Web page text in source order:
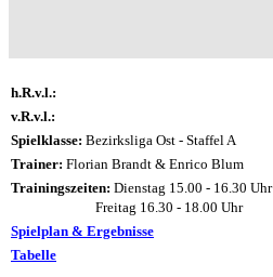
h.R.v.l.:
v.R.v.l.:
Spielklasse: Bezirksliga Ost - Staffel A
Trainer: Florian Brandt & Enrico Blum
Trainingszeiten: Dienstag 15.00 - 16.30 Uhr
Freitag 16.30 - 18.00 Uhr
Spielplan & Ergebnisse
Tabelle